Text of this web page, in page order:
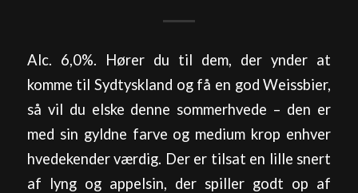
Alc. 6,0%. Hører du til dem, der ynder at
komme til Sydtyskland og få en god Weissbier,
så vil du elske denne sommerhvede – den er
med sin gyldne farve og medium krop enhver
hvedekender værdig. Der er tilsat en lille snert
af lyng og appelsin, der spiller godt op af